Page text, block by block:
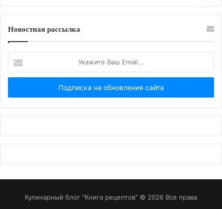
Новостная рассылка
Ваш
Email...
Кулинарный блог "Книга рецептов" © 2026 Все права